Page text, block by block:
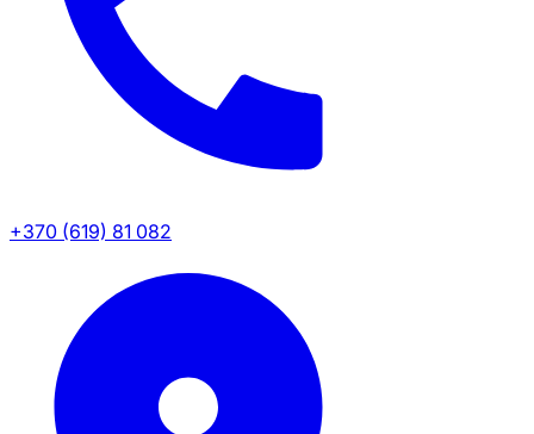
+370 (619) 81 082